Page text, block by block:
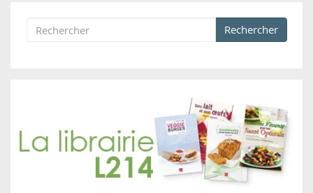
Formulaire de recherche
Rechercher